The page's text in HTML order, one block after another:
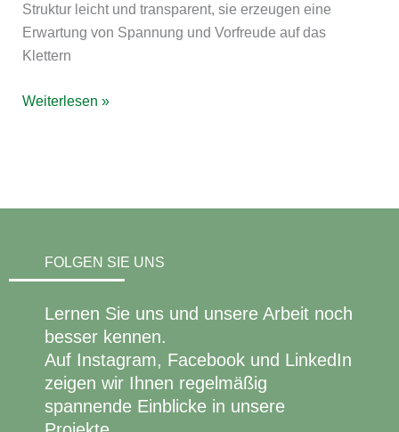
Struktur leicht und transparent, sie erzeugen eine
Erwartung von Spannung und Vorfreude auf das
Klettern
Weiterlesen »
FOLGEN SIE UNS
Lernen Sie uns und unsere Arbeit noch
besser kennen.
Auf Instagram, Facebook und LinkedIn
zeigen wir Ihnen regelmäßig
spannende Einblicke in unsere